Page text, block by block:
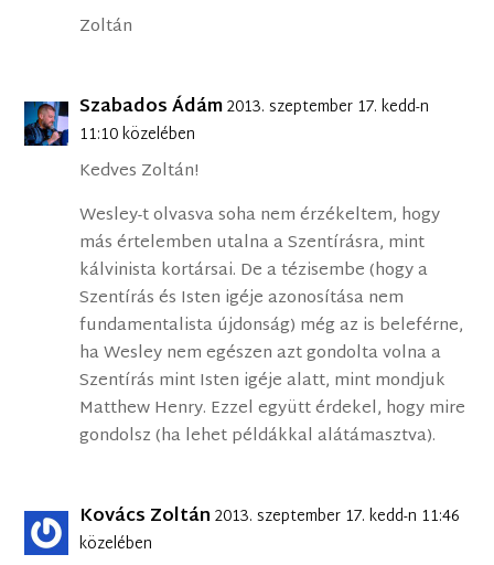
Zoltán
Szabados Ádám2013. szeptember 17. kedd-n
11:10 közelében
Kedves Zoltán!
Wesley-t olvasva soha nem érzékeltem, hogy
más értelemben utalna a Szentírásra, mint
kálvinista kortársai. De a tézisembe (hogy a
Szentírás és Isten igéje azonosítása nem
fundamentalista újdonság) még az is beleférne,
ha Wesley nem egészen azt gondolta volna a
Szentírás mint Isten igéje alatt, mint mondjuk
Matthew Henry. Ezzel együtt érdekel, hogy mire
gondolsz (ha lehet példákkal alátámasztva).
Kovács Zoltán 2013. szeptember 17. kedd-n 11:46
közelében